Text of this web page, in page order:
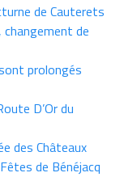
de Cauterets
de
prolongés
D’Or du
des Châteaux
de Bénéjacq